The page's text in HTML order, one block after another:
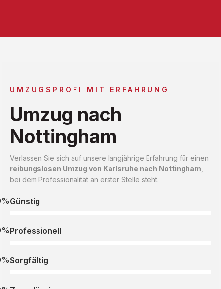
UMZUGSPROFI MIT ERFAHRUNG
Umzug nach
Nottingham
Verlassen Sie sich auf unsere langjährige Erfahrung für einen
reibungslosen Umzug von Karlsruhe nach Nottingham
bei dem Professionalität an erster Stelle steht.
Günstig
Professionell
Sorgfältig